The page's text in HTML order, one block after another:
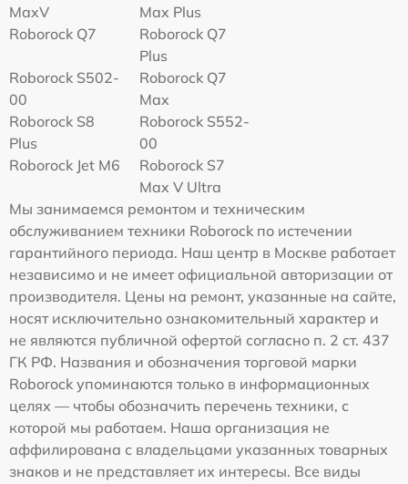
MaxV
Max Plus
Roborock Q7
Roborock Q7
Plus
Roborock S502-
00
Roborock Q7
Max
Roborock S8
Plus
Roborock S552-
00
Roborock Jet M6
Roborock S7
Max V Ultra
Мы занимаемся ремонтом и техническим
обслуживанием техники Roborock по истечении
гарантийного периода. Наш центр в Москве работает
независимо и не имеет официальной авторизации от
производителя. Цены на ремонт, указанные на сайте,
носят исключительно ознакомительный характер и
не являются публичной офертой согласно п. 2 ст. 437
ГК РФ. Названия и обозначения торговой марки
Roborock упоминаются только в информационных
целях — чтобы обозначить перечень техники, с
которой мы работаем. Наша организация не
аффилирована с владельцами указанных товарных
знаков и не представляет их интересы. Все виды